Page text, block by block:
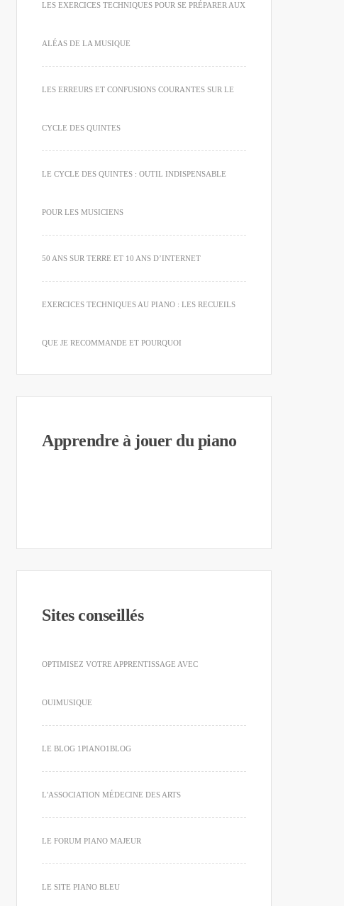
LES EXERCICES TECHNIQUES POUR SE PRÉPARER AUX
ALÉAS DE LA MUSIQUE
LES ERREURS ET CONFUSIONS COURANTES SUR LE
CYCLE DES QUINTES
LE CYCLE DES QUINTES : OUTIL INDISPENSABLE
POUR LES MUSICIENS
50 ANS SUR TERRE ET 10 ANS D’INTERNET
EXERCICES TECHNIQUES AU PIANO : LES RECUEILS
QUE JE RECOMMANDE ET POURQUOI
Apprendre à jouer du piano
Sites conseillés
OPTIMISEZ VOTRE APPRENTISSAGE AVEC
OUIMUSIQUE
LE BLOG 1PIANO1BLOG
L'ASSOCIATION MÉDECINE DES ARTS
LE FORUM PIANO MAJEUR
LE SITE PIANO BLEU